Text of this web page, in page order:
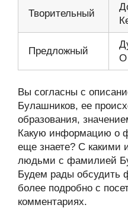
Творительный
Предложный
О
Вы согласны с
Булашников, ее
образования,
Какую информацию о
еще знаете? С
людьми с фамилией
Будем рады
более подробно с
комментариях.